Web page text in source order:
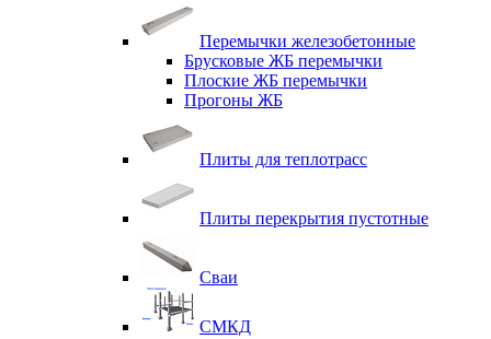
Перемычки железобетонные
Брусковые ЖБ перемычки
Плоские ЖБ перемычки
Прогоны ЖБ
Плиты для теплотрасс
Плиты перекрытия пустотные
Сваи
СМКД